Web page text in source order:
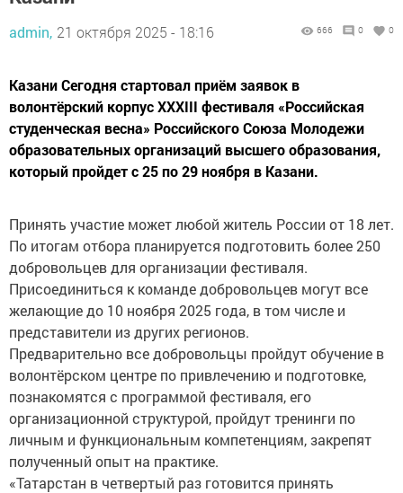
admin, 21 октября 2025 - 18:16 666 0 0
Казани Сегодня стартовал приём заявок в
волонтёрский корпус XXXIII фестиваля «Российская
студенческая весна» Российского Союза Молодежи
образовательных организаций высшего образования,
который пройдет с 25 по 29 ноября в Казани.
Принять участие может любой житель России от 18 лет.
По итогам отбора планируется подготовить более 250
добровольцев для организации фестиваля.
Присоединиться к команде добровольцев могут все
желающие до 10 ноября 2025 года, в том числе и
представители из других регионов.
Предварительно все добровольцы пройдут обучение в
волонтёрском центре по привлечению и подготовке,
познакомятся с программой фестиваля, его
организационной структурой, пройдут тренинги по
личным и функциональным компетенциям, закрепят
полученный опыт на практике.
«Татарстан в четвертый раз готовится принять